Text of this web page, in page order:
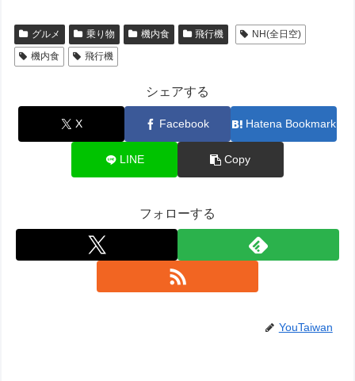
グルメ 乗り物 機内食 飛行機
NH(全日空)
機内食
飛行機
シェアする
X Facebook Hatena Bookmark
LINE Copy
フォローする
YouTaiwan